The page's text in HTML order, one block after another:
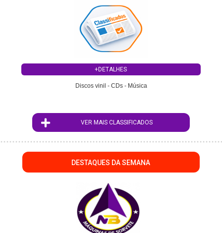
+DETALHES
Discos vinil - CDs - Música
VER MAIS CLASSIFICADOS
DESTAQUES DA SEMANA